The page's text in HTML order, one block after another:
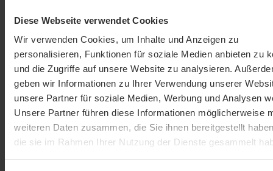
Diese Webseite verwendet Cookies
Wir verwenden Cookies, um Inhalte und Anzeigen zu
personalisieren, Funktionen für soziale Medien anbieten zu
und die Zugriffe auf unsere Website zu analysieren.
geben wir Informationen zu Ihrer Verwendung unserer
unsere Partner für soziale Medien, Werbung und Analysen
Unsere Partner führen diese Informationen möglicherweise
weiteren Daten zusammen, die Sie ihnen bereitgestellt
die sie im Rahmen Ihrer Nutzung der Dienste gesammelt